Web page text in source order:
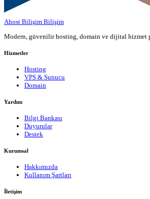
Ahost Bilişim Bilişim
Modern, güvenilir hosting, domain ve dijital hizmet
Hizmetler
Hosting
VPS & Sunucu
Domain
Yardım
Bilgi Bankası
Duyurular
Destek
Kurumsal
Hakkımızda
Kullanım Şartları
İletişim